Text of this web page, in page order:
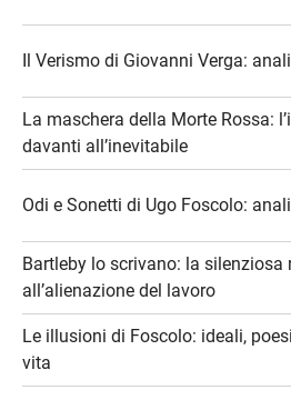
Il Verismo di Giovanni Verga:
La maschera della Morte Rossa:
davanti all’inevitabile
Odi e Sonetti di Ugo Foscolo:
Bartleby lo scrivano: la silenziosa
all’alienazione del lavoro
Le illusioni di Foscolo: ideali,
vita